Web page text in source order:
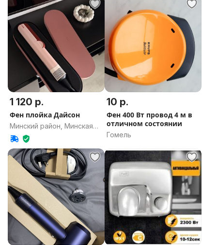
1 120 р.
Фен плойка Дайсон
Минский район, Минская
область
10 р.
Фен 400 Вт провод 4 м в
отличном состоянии
Гомель